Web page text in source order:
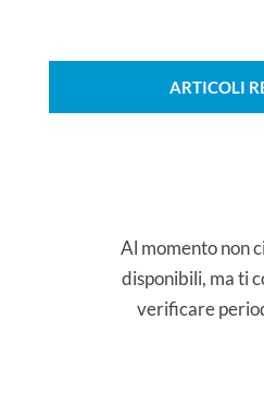
ARTICOLI
Al momento non
disponibili, ma ti
verificare